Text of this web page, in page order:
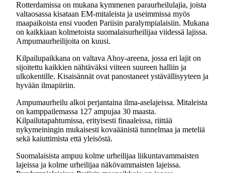
Rotterdamissa on mukana kymmenen paraurheilulajia, joista
valtaosassa kisataan EM-mitaleista ja useimmissa myös
maapaikoista ensi vuoden Pariisin paralympialaisiin. Mukana
on kaikkiaan kolmetoista suomalaisurheilijaa viidessä lajissa.
Ampumaurheilijoita on kuusi.
Kilpailupaikkana on valtava Ahoy-areena, jossa eri lajit on
sijoitettu kaikkien nähtäväksi viiteen suureen halliin ja
ulkokentille. Kisaisännät ovat panostaneet ystävällisyyteen ja
hyvään ilmapiiriin.
Ampumaurheilu alkoi perjantaina ilma-aselajeissa. Mitaleista
on kamppailemassa 127 ampujaa 30 maasta.
Kilpailutapahtumissa, erityisesti finaaleissa, riittää
nykymeiningin mukaisesti kovaäänistä tunnelmaa ja meteliä
sekä kaiuttimista että yleisöstä.
Suomalaisista ampuu kolme urheilijaa liikuntavammaisten
lajeissa ja kolme urheilijaa näkövammaisten lajeissa.